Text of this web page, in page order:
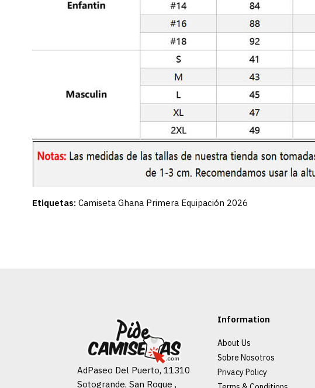
Etiquetas: Camiseta Ghana Primera Equipación 2026
AdPaseo Del Puerto, 11310
Sotogrande, San Roque ,
Information
About Us
Sobre Nosotros
Privacy Policy